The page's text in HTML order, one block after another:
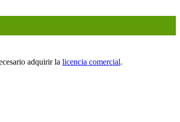
adquirir la licencia comercial.